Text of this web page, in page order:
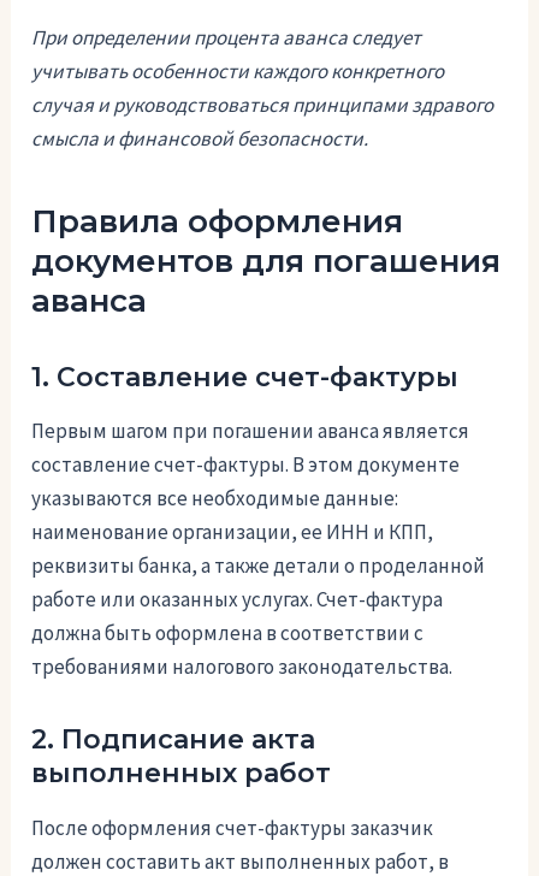
При определении процента аванса следует
учитывать особенности каждого конкретного
случая и руководствоваться принципами здравого
смысла и финансовой безопасности.
Правила оформления
документов для погашения
аванса
1. Составление счет-фактуры
Первым шагом при погашении аванса является
составление счет-фактуры. В этом документе
указываются все необходимые данные:
наименование организации, ее ИНН и КПП,
реквизиты банка, а также детали о проделанной
работе или оказанных услугах. Счет-фактура
должна быть оформлена в соответствии с
требованиями налогового законодательства.
2. Подписание акта
выполненных работ
После оформления счет-фактуры заказчик
должен составить акт выполненных работ, в